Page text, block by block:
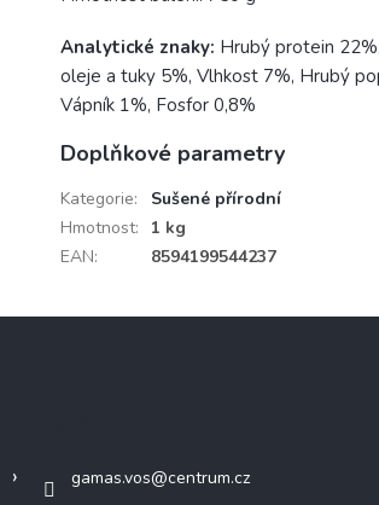
Analytické znaky: Hrubý protein
oleje a tuky 5%, Vlhkost 7%, Hrubý
Vápník 1%, Fosfor 0,8%
Doplňkové parametry
Kategorie:
Sušené přírodní
Hmotnost:
1 kg
EAN: 8594199544237
gamas.vos@centrum.cz